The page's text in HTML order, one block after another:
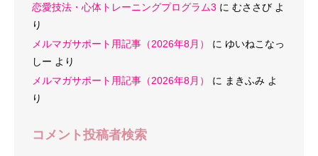
恋愛技法・心体トレーニングプログラム3 に むささび よ
り
メルマガサポート用記事（2026年8月）
に ゆいねこなっ
しー より
メルマガサポート用記事（2026年8月）
に まきふみ よ
り
コメント投稿者検索